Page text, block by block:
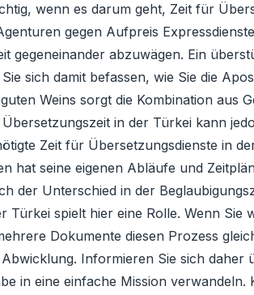
wenn es darum geht, Zeit für
gegen Aufpreis
gegeneinander abzuwägen. Ein
sich damit befassen, wie Sie die
Weins sorgt die Kombination aus
in der Türkei kann
Zeit für Übersetzungsdienste in
hat seine eigenen Abläufe und
der Unterschied in der
spielt hier eine Rolle. Wenn Sie
Dokumente diesen Prozess
Informieren Sie sich daher
in eine einfache Mission